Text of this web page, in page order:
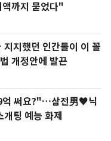
까지 묻었다"
지했던 인간들이 이 꼴
개정안에 발끈
억 써요?"…삼전男♥닉
팅 예능 화제